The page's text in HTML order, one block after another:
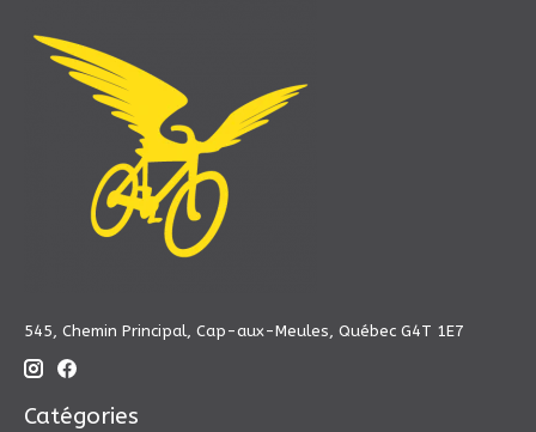
545, Chemin Principal, Cap-aux-Meules, Québec G4T 1E7
Catégories